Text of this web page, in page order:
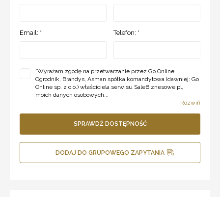
Email: * Telefon: *
*Wyrażam zgodę na przetwarzanie przez Go Online
Ogrodnik, Brandys, Asman spółka komandytowa (dawniej: Go
Online sp. z o.o.) właściciela serwisu SaleBiznesowe.pl,
moich danych osobowych...
Rozwiń
SPRAWDŹ DOSTĘPNOŚĆ
DODAJ DO GRUPOWEGO ZAPYTANIA